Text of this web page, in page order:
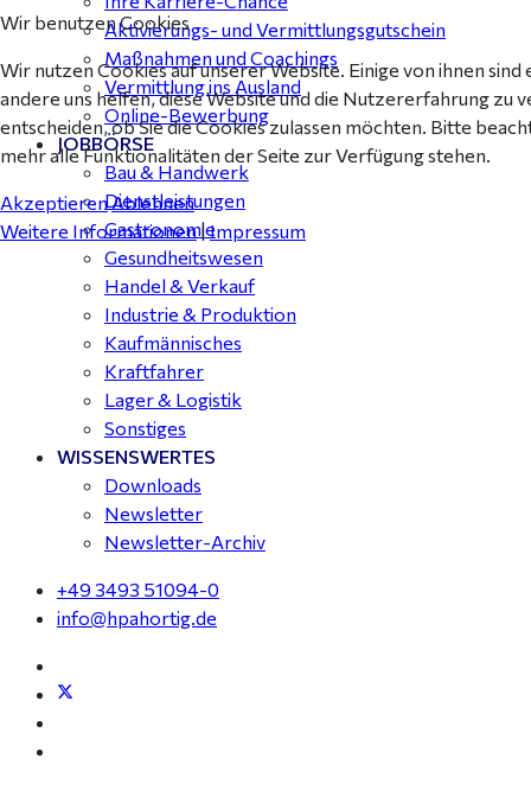
Aktivierungs- und Vermittlungsgutschein
Maßnahmen und Coachings
Vermittlung ins Ausland
Online-Bewerbung
JOBBÖRSE
Bau & Handwerk
Dienstleistungen
Gastronomie
Gesundheitswesen
Handel & Verkauf
Industrie & Produktion
Kaufmännisches
Kraftfahrer
Lager & Logistik
Sonstiges
WISSENSWERTES
Downloads
Newsletter
Newsletter-Archiv
+49 3493 51094-0
info@hpahortig.de
Wir benutzen Cookies
Wir nutzen Cookies auf unserer Website. Einige von ihnen
andere uns helfen, diese Website und die Nutzererfahrung zu
entscheiden, ob Sie die Cookies zulassen möchten. Bitte
mehr alle Funktionalitäten der Seite zur Verfügung stehen.
AkzeptierenAblehnen
Weitere Informationen|Impressum